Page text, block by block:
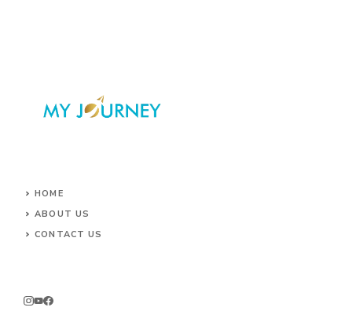
HOME
ABOUT US
CONTACT US